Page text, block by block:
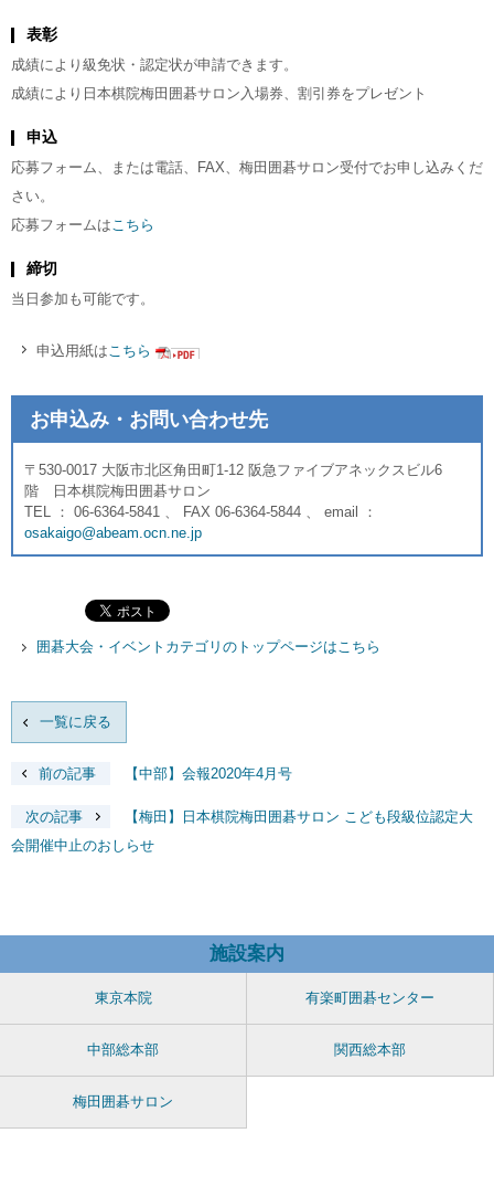
表彰
成績により級免状・認定状が申請できます。
成績により日本棋院梅田囲碁サロン入場券、割引券をプレゼント
申込
応募フォーム、または電話、FAX、梅田囲碁サロン受付でお申し込みくだ
さい。
応募フォームは こちら
締切
当日参加も可能です。
申込用紙は こちら
お申込み・お問い合わせ先
〒530-0017 大阪市北区角田町1-12 阪急ファイブアネックスビル6
階 日本棋院梅田囲碁サロン
TEL ： 06-6364-5841 、 FAX 06-6364-5844 、 email ：
osakaigo@abeam.ocn.ne.jp
囲碁大会・イベントカテゴリのトップページはこちら
一覧に戻る
前の記事 【中部】会報2020年4月号
次の記事
【梅田】日本棋院梅田囲碁サロン こども段級位認定大
会開催中止のおしらせ
施設案内
東京本院 有楽町囲碁センター
中部総本部 関西総本部
梅田囲碁サロン